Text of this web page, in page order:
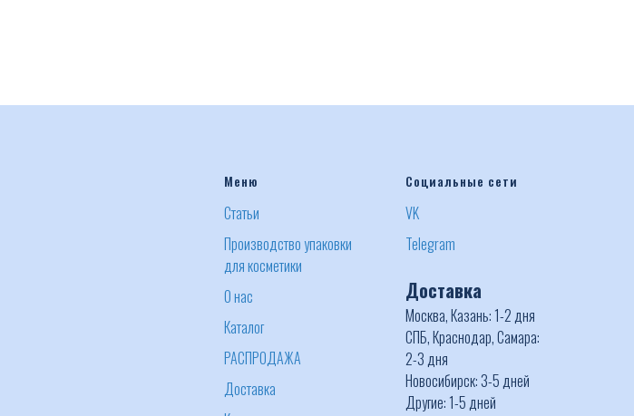
Меню
Статьи
Производство упаковки
для косметики
О нас
Каталог
РАСПРОДАЖА
Доставка
Социальные сети
VK
Telegram
Доставка
Москва, Казань: 1-2 дня
СПБ, Краснодар, Самара:
2-3 дня
Новосибирск: 3-5 дней
Другие: 1-5 дней